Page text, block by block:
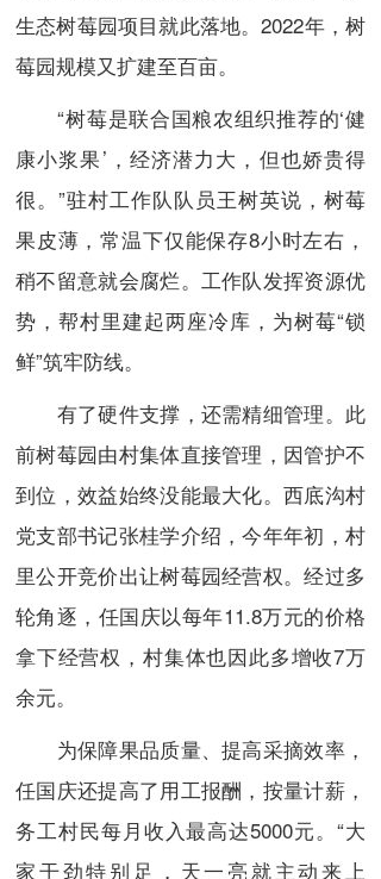
生态树莓园项目就此落地。2022年，树
莓园规模又扩建至百亩。
“树莓是联合国粮农组织推荐的‘健
康小浆果’，经济潜力大，但也娇贵得
很。”驻村工作队队员王树英说，树莓
果皮薄，常温下仅能保存8小时左右，
稍不留意就会腐烂。工作队发挥资源优
势，帮村里建起两座冷库，为树莓“锁
鲜”筑牢防线。
有了硬件支撑，还需精细管理。此
前树莓园由村集体直接管理，因管护不
到位，效益始终没能最大化。西底沟村
党支部书记张桂学介绍，今年年初，村
里公开竞价出让树莓园经营权。经过多
轮角逐，任国庆以每年11.8万元的价格
拿下经营权，村集体也因此多增收7万
余元。
为保障果品质量、提高采摘效率，
任国庆还提高了用工报酬，按量计薪，
务工村民每月收入最高达5000元。“大
家干劲特别足，天一亮就主动来上